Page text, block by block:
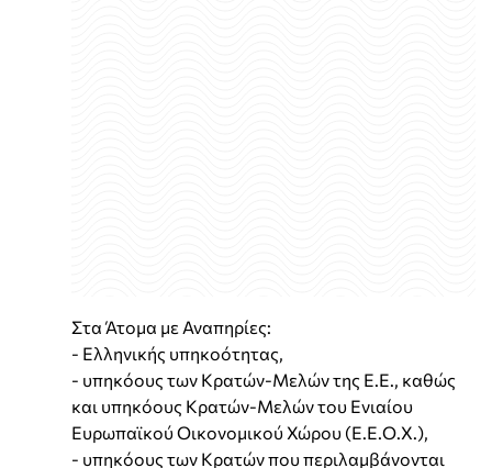
Στα Άτομα με Αναπηρίες:
- Ελληνικής υπηκοότητας,
- υπηκόους των Κρατών-Μελών της Ε.Ε., καθώς
και υπηκόους Κρατών-Μελών του Ενιαίου
Ευρωπαϊκού Οικονομικού Χώρου (Ε.Ε.Ο.Χ.),
- υπηκόους των Κρατών που περιλαμβάνονται